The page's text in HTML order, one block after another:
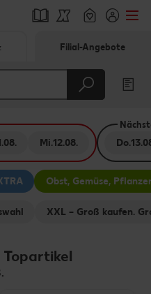
Filial-Angebote
Mi.12.08. Do.
Obst, Gemüse,
XXL – Groß kaufen.
Topartikel